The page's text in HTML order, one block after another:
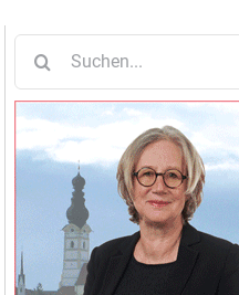
nach: